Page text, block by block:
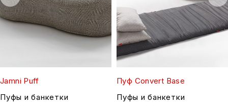
Jamni Puff
Пуфы и банкетки
Пуф Convert Base
Пуфы и банкетки